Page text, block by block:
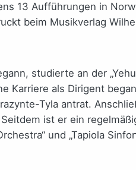
13 Aufführungen in
beim Musikverlag
studierte an der
Karriere als Dirigent
Tyla antrat.
ist er ein
und „Tapiola